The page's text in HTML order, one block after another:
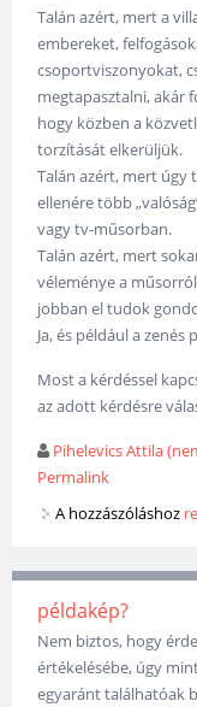
Talán azért, mert a
embereket,
csoportviszonyokat,
megtapasztalni, akár
hogy közben a
torzítását elkerüljük.
Talán azért, mert úgy
ellenére több
vagy tv-műsorban.
Talán azért, mert
véleménye a
jobban el tudok
Ja, és például a
Most a kérdéssel
az adott kérdésre
Pihelevics Attila
Permalink
A hozzászóláshoz
példakép?
Nem biztos, hogy
értékelésébe, úgy
egyaránt találhatóak